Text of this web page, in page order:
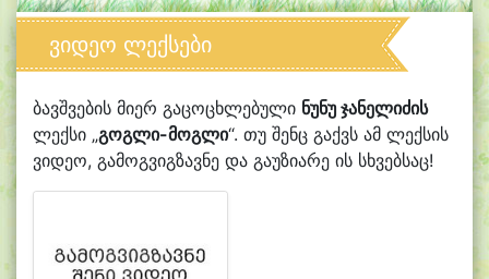
ვიდეო ლექსები
ბავშვების მიერ გაცოცხლებული ნუნუ ჯანელიძის
ლექსი „გოგლი-მოგლი“. თუ შენც გაქვს ამ ლექსის
ვიდეო, გამოგვიგზავნე და გაუზიარე ის სხვებსაც!